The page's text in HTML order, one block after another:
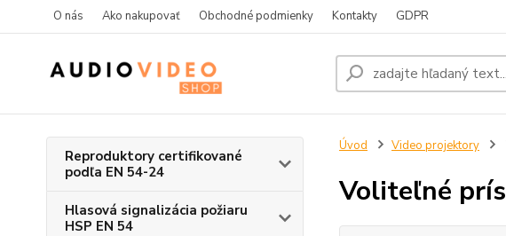
O nás Ako nakupovať Obchodné podmienky Kontakty GDPR
Reproduktory certifikované
podľa EN 54-24
Hlasová signalizácia požiaru
HSP EN 54
Úvod Video projektory
Voliteľné